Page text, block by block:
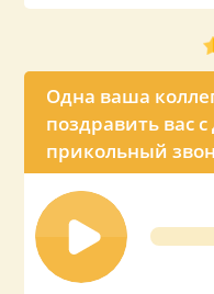
Одна ваша
поздравить вас
прикольный